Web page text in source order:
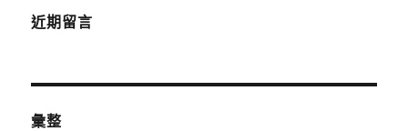
近期留言
彙整